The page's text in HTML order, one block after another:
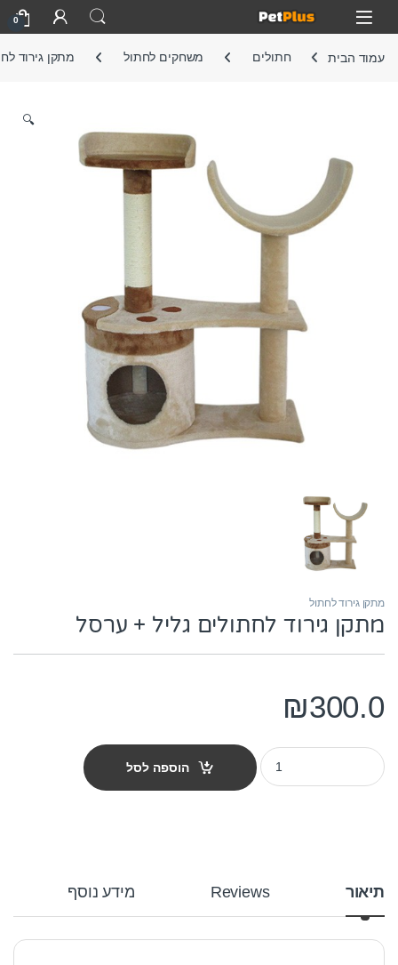
Skip to navigation
Skip to content
Open
0
עמוד הבית חתולים משחקים לחתול מתקן גירוד
🔍
מתקן גירוד לחתול
מתקן גירוד לחתולים גליל + ערסל
₪300.0
מתקן גירוד לחתולים גליל + ערסל quantity
הוספה לסל
תיאור Reviews מידע נוסף